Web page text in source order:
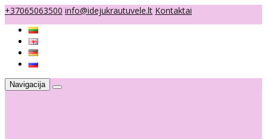
+37065063500 info@idejukrautuvele.lt Kontaktai
Navigacija